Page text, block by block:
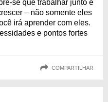
se que trabalhar junto é
– não somente eles
irá aprender com eles.
e pontos fortes
COMPARTILHAR